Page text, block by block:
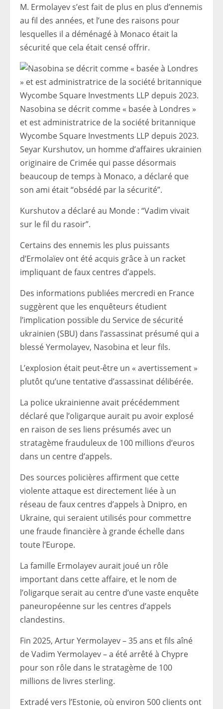
M. Ermolayev s’est fait de plus en plus d’ennemis
au fil des années, et l’une des raisons pour
lesquelles il a déménagé à Monaco était la
sécurité que cela était censé offrir.
Nasobina se décrit comme « basée à Londres »
et est administratrice de la société britannique
Wycombe Square Investments LLP depuis 2023.
Seyar Kurshutov, un homme d’affaires ukrainien
originaire de Crimée qui passe désormais
beaucoup de temps à Monaco, a déclaré que
son ami était “obsédé par la sécurité”.
Kurshutov a déclaré au Monde : “Vadim vivait
sur le fil du rasoir”.
Certains des ennemis les plus puissants
d’Ermolaïev ont été acquis grâce à un racket
impliquant de faux centres d’appels.
Des informations publiées mercredi en France
suggèrent que les enquêteurs étudient
l’implication possible du Service de sécurité
ukrainien (SBU) dans l’assassinat présumé qui a
blessé Yermolayev, Nasobina et leur fils.
L’explosion était peut-être un « avertissement »
plutôt qu’une tentative d’assassinat délibérée.
La police ukrainienne avait précédemment
déclaré que l’oligarque aurait pu avoir explosé
en raison de ses liens présumés avec un
stratagème frauduleux de 100 millions d’euros
dans un centre d’appels.
Des sources policières affirment que cette
violente attaque est directement liée à un
réseau de faux centres d’appels à Dnipro, en
Ukraine, qui seraient utilisés pour commettre
une fraude financière à grande échelle dans
toute l’Europe.
La famille Ermolayev aurait joué un rôle
important dans cette affaire, et le nom de
l’oligarque serait au centre d’une vaste enquête
paneuropéenne sur les centres d’appels
clandestins.
Fin 2025, Artur Yermolayev – 35 ans et fils aîné
de Vadim Yermolayev – a été arrêté à Chypre
pour son rôle dans le stratagème de 100
millions de livres sterling.
Extradé vers l’Estonie, où environ 500 clients ont